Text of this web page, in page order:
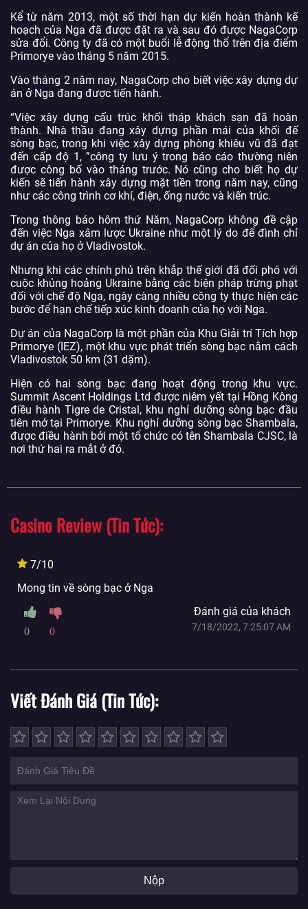
Kể từ năm 2013, một số thời hạn dự kiến ​​hoàn thành kế
hoạch của Nga đã được đặt ra và sau đó được NagaCorp
sửa đổi. Công ty đã có một buổi lễ động thổ trên địa điểm
Primorye vào tháng 5 năm 2015.
Vào tháng 2 năm nay, NagaCorp cho biết việc xây dựng dự
án ở Nga đang được tiến hành.
“Việc xây dựng cấu trúc khối tháp khách sạn đã hoàn
thành. Nhà thầu đang xây dựng phần mái của khối đế
sòng bạc, trong khi việc xây dựng phòng khiêu vũ đã đạt
đến cấp độ 1, ”công ty lưu ý trong báo cáo thường niên
được công bố vào tháng trước. Nó cũng cho biết họ dự
kiến ​​sẽ tiến hành xây dựng mặt tiền trong năm nay, cũng
như các công trình cơ khí, điện, ống nước và kiến ​​trúc.
Trong thông báo hôm thứ Năm, NagaCorp không đề cập
đến việc Nga xâm lược Ukraine như một lý do để đình chỉ
dự án của họ ở Vladivostok.
Nhưng khi các chính phủ trên khắp thế giới đã đối phó với
cuộc khủng hoảng Ukraine bằng các biện pháp trừng phạt
đối với chế độ Nga, ngày càng nhiều công ty thực hiện các
bước để hạn chế tiếp xúc kinh doanh của họ với Nga.
Dự án của NagaCorp là một phần của Khu Giải trí Tích hợp
Primorye (IEZ), một khu vực phát triển sòng bạc nằm cách
Vladivostok 50 km (31 dặm).
Hiện có hai sòng bạc đang hoạt động trong khu vực.
Summit Ascent Holdings Ltd được niêm yết tại Hồng Kông
điều hành Tigre de Cristal, khu nghỉ dưỡng sòng bạc đầu
tiên mở tại Primorye. Khu nghỉ dưỡng sòng bạc Shambala,
được điều hành bởi một tổ chức có tên Shambala CJSC, là
nơi thứ hai ra mắt ở đó.
Casino Review (Tin Tức)
7/10
Mong tin về sòng bạc ở Nga
0 0
Đánh giá của khách
7/18/2022, 7:25:07 AM
Viết Đánh Giá (Tin Tức)
Nộp